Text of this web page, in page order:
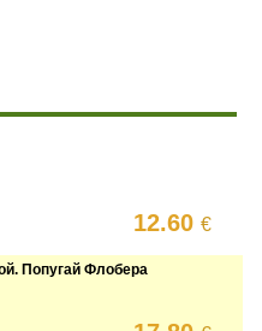
12.60€
Попугай Флобера